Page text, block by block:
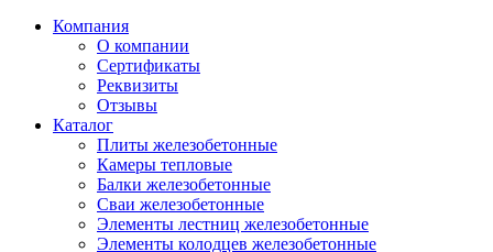
Компания
О компании
Сертификаты
Реквизиты
Отзывы
Каталог
Плиты железобетонные
Камеры тепловые
Балки железобетонные
Сваи железобетонные
Элементы лестниц железобетонные
Элементы колодцев железобетонные